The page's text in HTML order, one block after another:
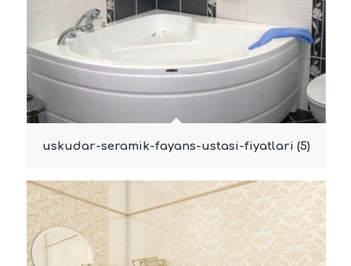
uskudar-seramik-fayans-ustasi-fiyatlari (5)